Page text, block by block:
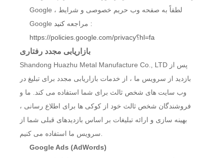
Google ، لطفاً به صفحه وب حریم خصوصی و شرایط
Google مراجعه کنید
:
https://policies.google.com/privacy؟hl=fa
بازاریابی مجدد رفتاری
Shandong Huazhu Metal Manufacture Co., LTD پس از
بازدید از سرویس ما ، از خدمات بازاریابی مجدد برای تبلیغ در
وب سایت های شخص ثالث برای شما استفاده می کند. ما و
فروشندگان شخص ثالث خود از کوکی ها برای اطلاع رسانی ،
بهینه سازی و ارائه تبلیغات بر اساس بازدیدهای قبلی شما از
Google Ads (AdWords)